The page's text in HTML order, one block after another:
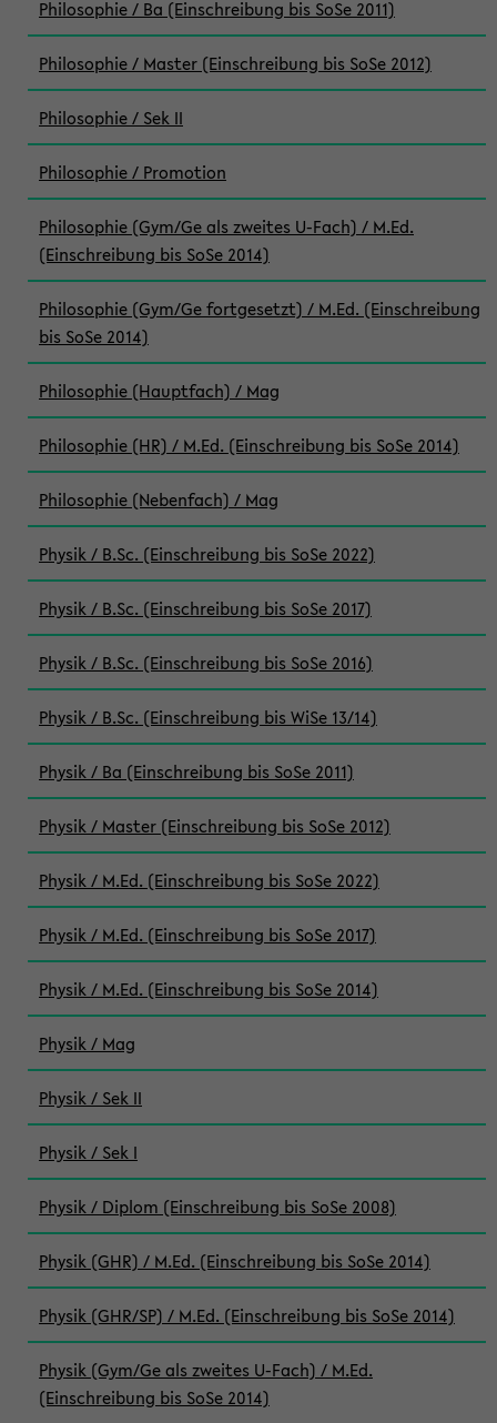
Philosophie / Ba (Einschreibung bis SoSe 2011)
Philosophie / Master (Einschreibung bis SoSe 2012)
Philosophie / Sek II
Philosophie / Promotion
Philosophie (Gym/Ge als zweites U-Fach) / M.Ed.
(Einschreibung bis SoSe 2014)
Philosophie (Gym/Ge fortgesetzt) / M.Ed. (Einschreibung
bis SoSe 2014)
Philosophie (Hauptfach) / Mag
Philosophie (HR) / M.Ed. (Einschreibung bis SoSe 2014)
Philosophie (Nebenfach) / Mag
Physik / B.Sc. (Einschreibung bis SoSe 2022)
Physik / B.Sc. (Einschreibung bis SoSe 2017)
Physik / B.Sc. (Einschreibung bis SoSe 2016)
Physik / B.Sc. (Einschreibung bis WiSe 13/14)
Physik / Ba (Einschreibung bis SoSe 2011)
Physik / Master (Einschreibung bis SoSe 2012)
Physik / M.Ed. (Einschreibung bis SoSe 2022)
Physik / M.Ed. (Einschreibung bis SoSe 2017)
Physik / M.Ed. (Einschreibung bis SoSe 2014)
Physik / Mag
Physik / Sek II
Physik / Sek I
Physik / Diplom (Einschreibung bis SoSe 2008)
Physik (GHR) / M.Ed. (Einschreibung bis SoSe 2014)
Physik (GHR/SP) / M.Ed. (Einschreibung bis SoSe 2014)
Physik (Gym/Ge als zweites U-Fach) / M.Ed.
(Einschreibung bis SoSe 2014)